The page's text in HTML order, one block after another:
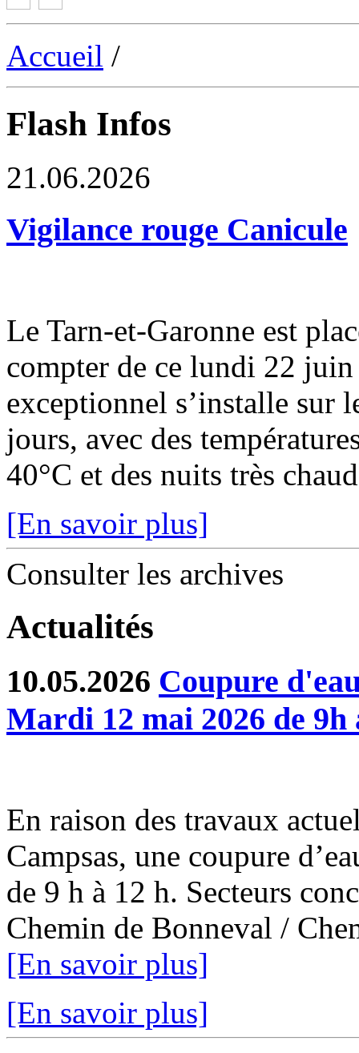
Accueil /
Flash Infos
21.06.2026
Vigilance rouge Canicule
Le Tarn-et-Garonne est
compter de ce lundi 22
exceptionnel s’installe sur
jours, avec des
40°C et des nuits très
[En savoir plus]
Consulter les archives
Actualités
10.05.2026 Coupure
Mardi 12 mai 2026 de 9h
En raison des travaux
Campsas, une coupure
de 9 h à 12 h. Secteurs
Chemin de Bonneval /
[En savoir plus]
[En savoir plus]